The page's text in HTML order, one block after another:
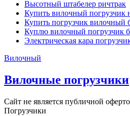
Высотный штабелер ричтрак
Купить вилочный погрузчик
Купить погрузчик вилочный
Куплю вилочный погрузчик
Электрическая кара
Вилочный
Вилочные погрузчики
Сайт не является публичной
Погрузчики